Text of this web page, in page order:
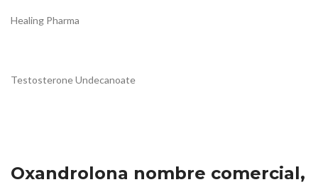
Healing Pharma
Testosterone Undecanoate
Oxandrolona nombre comercial,